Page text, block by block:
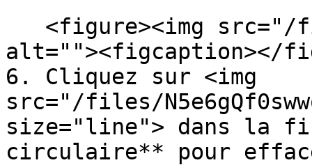
alt=""><figcaption></
6. Cliquez sur <img
src="/files/
size="line"> dans la
circulaire** pour